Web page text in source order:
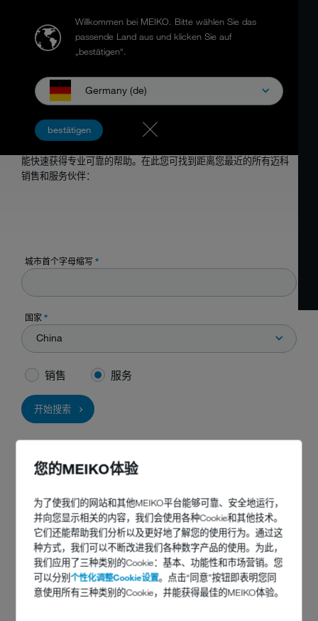
您的MEIKO体验
为了使我们的网站和其他MEIKO平台能够可靠、安全地运行，
并向您显示相关的内容，我们会使用各种Cookie和其他技术。
它们还能帮助我们分析以及更好地了解您的使用行为。通过这
种方式，我们可以不断改进我们各种数字产品的使用。为此，
我们应用了三种类别的Cookie：基本、功能性和市场营销。您
可以分别个性化调整Cookie设置。点击“同意”按钮即表明您同
意使用所有三种类别的Cookie，并能获得最佳的MEIKO体验。
Willkommen bei MEIKO. Bitte wählen Sie das
passende Land aus und klicken Sie auf
„bestätigen“.
Germany (de)
bestätigen
迈科 服务到家。
能快速获得专业可靠的帮助。在此您可找到距离您最近的所有迈科
销售和服务伙伴：
城市首个字母缩写 *
国家*
China
销售 服务
开始搜索